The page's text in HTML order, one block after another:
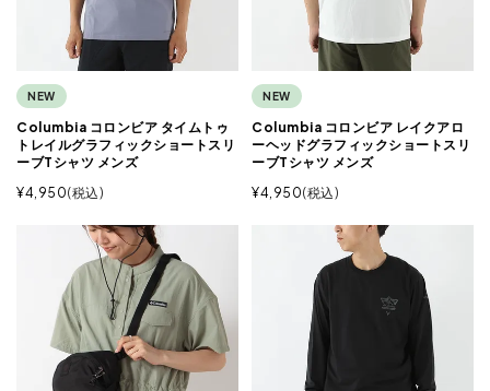
NEW
Columbia コロンビア タイムトゥ
トレイルグラフィックショートスリ
ーブTシャツ メンズ
¥4,950 税込
NEW
Columbia コロンビア レイクアロ
ーヘッドグラフィックショートスリ
ーブTシャツ メンズ
¥4,950 税込